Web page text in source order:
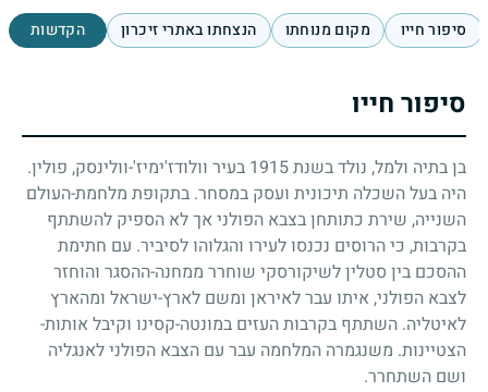
סיפור חייו מקום מנוחתו הנצחתו באתרי זיכרון הקדשות
סיפור חייו
בן בתיה ולמל, נולד בשנת1915 בעיר וולודז'ימיז'-וולינסק, פולין.
היה בעל השכלה תיכונית ועסק במסחר. בתקופת מלחמת-העולם
השנייה, שירת כתותחן בצבא הפולני אך לא הספיק להשתתף
בקרבות, כי הרוסים נכנסו לעירו והגלוהו לסיביר. עם חתימת
ההסכם בין סטלין לשיקורסקי שוחרר ממחנה-ההסגר והוחזר
לצבא הפולני, איתו עבר לאיראן ומשם לארץ-ישראל ומהארץ
לאיטליה. השתתף בקרבות העזים במונטה-קסינו וקיבל אותות-
הצטיינות. משנגמרה המלחמה עבר עם הצבא הפולני לאנגליה
ושם השתחרר.